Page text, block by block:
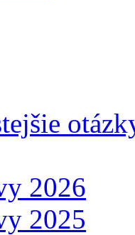
2026
2025